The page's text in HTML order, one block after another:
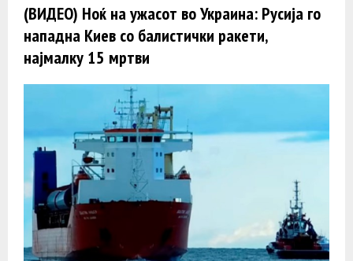
(ВИДЕО) Ноќ на ужасот во Украина: Русија го
нападна Киев со балистички ракети,
најмалку 15 мртви